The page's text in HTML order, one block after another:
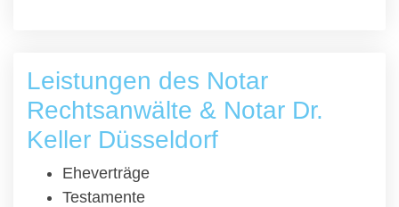
Leistungen des Notar
Rechtsanwälte & Notar Dr.
Keller Düsseldorf
Eheverträge
Testamente